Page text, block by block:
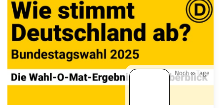
Noch ∞ Tage